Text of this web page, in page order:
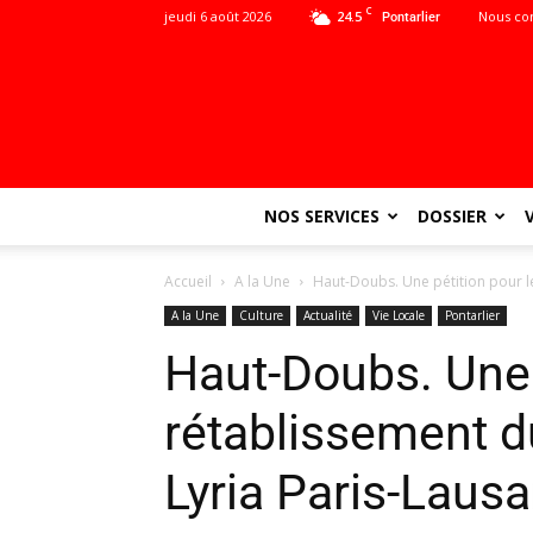
24.5 C Pontarlier
jeudi 6 août 2026 Nous
NOS SERVICES DOSSIER
Accueil A la Une Haut-Doubs. Une pétition pour
A la Une Culture Actualité Vie Locale Pontarlier
Haut-Doubs.
rétablissement
Lyria Paris-